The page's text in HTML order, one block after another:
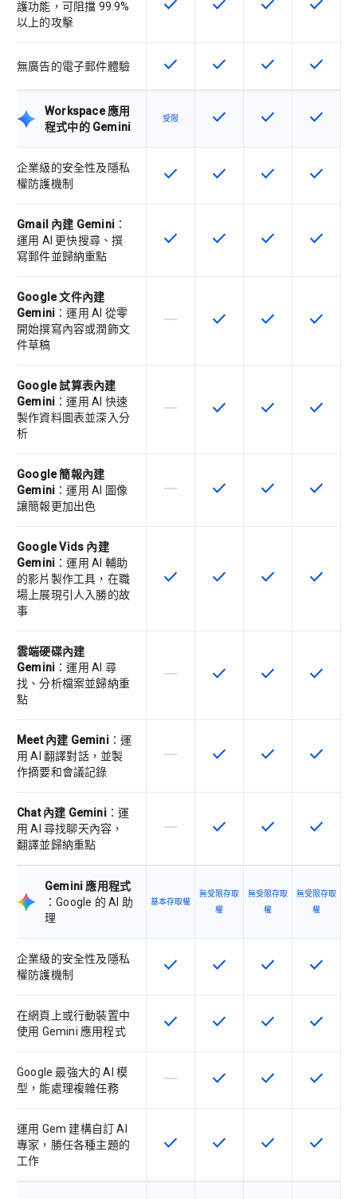
護功能，可阻擋 99.9%
以上的攻擊
這項功能適用於該 SKU
check 這項功能適用於該 SKU
check 這項功能適用於
check 這項功
check
無廣告的電子郵件體驗 這項功能適用於該 SKU
check 這項功能適用於該 SKU
check 這項功能適用於
check 這項功
check
Workspace 應用
程式中的 Gemini
受限 這項功能適用於該 SKU
check 這項功能適用於
check 這項功
check
企業級的安全性及隱私
權防護機制
這項功能適用於該 SKU
check 這項功能適用於該 SKU
check 這項功能適用於
check 這項功
check
Gmail 內建 Gemini ：
運用 AI 更快搜尋、撰
寫郵件並歸納重點
這項功能適用於該 SKU
check 這項功能適用於該 SKU
check 這項功能適用於
check 這項功
check
Google 文件內建
Gemini ：運用 AI 從零
開始撰寫內容或潤飾文
件草稿
這個 SKU 不支援這項功能
horizontal_rule 這項功能適用於該 SKU
check 這項功能適用於
check 這項功
check
Google 試算表內建
Gemini ：運用 AI 快速
製作資料圖表並深入分
析
這個 SKU 不支援這項功能
horizontal_rule 這項功能適用於該 SKU
check 這項功能適用於
check 這項功
check
Google 簡報內建
Gemini ：運用 AI 圖像
讓簡報更加出色
這個 SKU 不支援這項功能
horizontal_rule 這項功能適用於該 SKU
check 這項功能適用於
check 這項功
check
Google Vids 內建
Gemini ：運用 AI 輔助
的影片製作工具，在職
場上展現引人入勝的故
事
這項功能適用於該 SKU
check 這項功能適用於該 SKU
check 這項功能適用於
check 這項功
check
雲端硬碟內建
Gemini ：運用 AI 尋
找、分析檔案並歸納重
點
這個 SKU 不支援這項功能
horizontal_rule 這項功能適用於該 SKU
check 這項功能適用於
check 這項功
check
Meet 內建 Gemini：運
用 AI 翻譯對話，並製
作摘要和會議記錄
這個 SKU 不支援這項功能
horizontal_rule 這項功能適用於該 SKU
check 這項功能適用於
check 這項功
check
Chat 內建 Gemini：運
用 AI 尋找聊天內容，
翻譯並歸納重點
這個 SKU 不支援這項功能
horizontal_rule 這項功能適用於該 SKU
check 這項功能適用於
check 這項功
check
Gemini 應用程式
：Google 的 AI 助
理
基本存取權
無受限存取
權
無受限存取
權
無受限存取
權
企業級的安全性及隱私
權防護機制
這項功能適用於該 SKU
check 這項功能適用於該 SKU
check 這項功能適用於
check 這項功
check
在網頁上或行動裝置中
使用 Gemini 應用程式
這項功能適用於該 SKU
check 這項功能適用於該 SKU
check 這項功能適用於
check 這項功
check
Google 最強大的 AI 模
型，能處理複雜任務
這個 SKU 不支援這項功能
horizontal_rule 這項功能適用於該 SKU
check 這項功能適用於
check 這項功
check
運用 Gem 建構自訂 AI
專家，勝任各種主題的
工作
這項功能適用於該 SKU
check 這項功能適用於該 SKU
check 這項功能適用於
check 這項功
check